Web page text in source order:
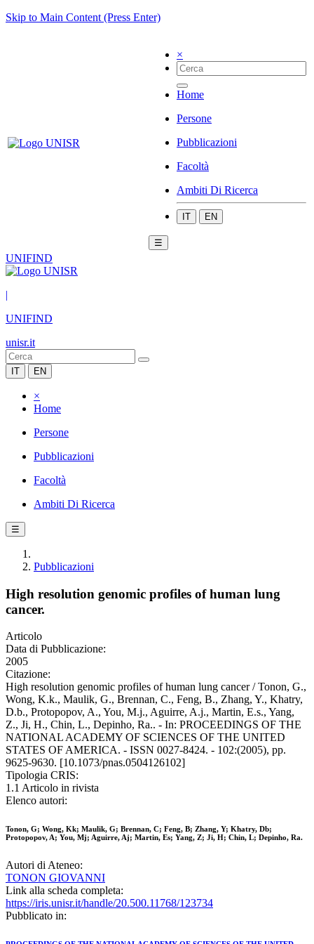
Skip to Main Content (Press Enter)
×
Home
Persone
Pubblicazioni
Facoltà
Ambiti Di Ricerca
IT EN
☰
UNIFIND
|
UNIFIND
unisr.it
IT EN
×
Home
Persone
Pubblicazioni
Facoltà
Ambiti Di Ricerca
☰
Pubblicazioni
High resolution genomic profiles of human lung
cancer.
Articolo
Data di Pubblicazione:
2005
Citazione:
High resolution genomic profiles of human lung cancer / Tonon, G.,
Wong, K.k., Maulik, G., Brennan, C., Feng, B., Zhang, Y., Khatry,
D.b., Protopopov, A., You, M.j., Aguirre, A.j., Martin, E.s., Yang,
Z., Ji, H., Chin, L., Depinho, Ra.. - In: PROCEEDINGS OF THE
NATIONAL ACADEMY OF SCIENCES OF THE UNITED
STATES OF AMERICA. - ISSN 0027-8424. - 102:(2005), pp.
9625-9630. [10.1073/pnas.0504126102]
Tipologia CRIS:
1.1 Articolo in rivista
Elenco autori:
Tonon, G; Wong, Kk; Maulik, G; Brennan, C; Feng, B; Zhang, Y; Khatry, Db;
Protopopov, A; You, Mj; Aguirre, Aj; Martin, Es; Yang, Z; Ji, H; Chin, L; Depinho, Ra.
Autori di Ateneo:
TONON GIOVANNI
Link alla scheda completa:
https://iris.unisr.it/handle/20.500.11768/123734
Pubblicato in: